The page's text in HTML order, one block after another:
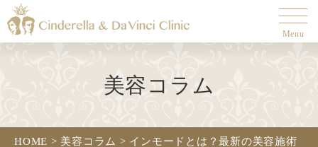
Menu
美容コラム
HOME > 美容コラム > インモードとは？最新の美容施術